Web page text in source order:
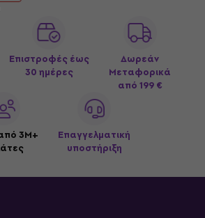
Επιστροφές έως
30 ημέρες
Δωρεάν
Μεταφορικά
από 199 €
3M+
Επαγγελματική
υποστήριξη